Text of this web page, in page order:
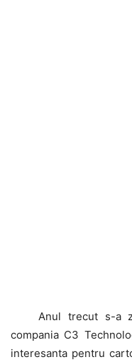
Anul trecut s-a
compania C3
interesanta pentru